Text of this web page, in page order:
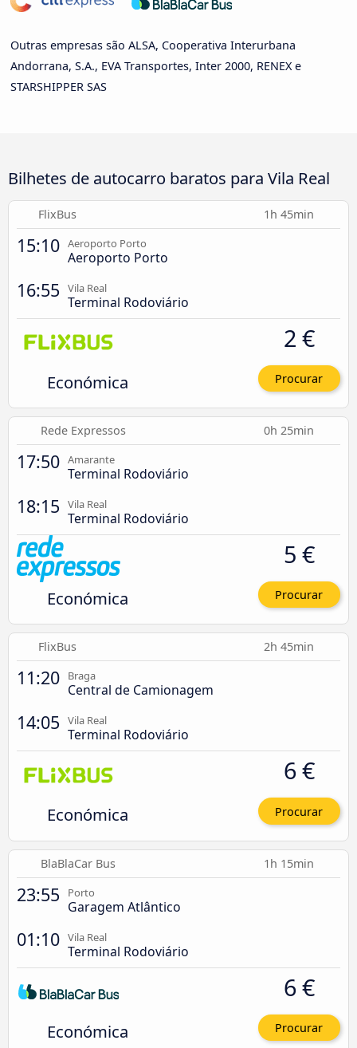
Outras empresas são ALSA, Cooperativa Interurbana
Andorrana, S.A., EVA Transportes, Inter 2000, RENEX e
STARSHIPPER SAS
Bilhetes de autocarro baratos para Vila Real
FlixBus 1h 45min
15:10 Aeroporto Porto
Aeroporto Porto
16:55 Vila Real
Terminal Rodoviário
Económica
2 €
Procurar
Rede Expressos 0h 25min
17:50 Amarante
Terminal Rodoviário
18:15 Vila Real
Terminal Rodoviário
Económica
5 €
Procurar
FlixBus 2h 45min
11:20 Braga
Central de Camionagem
14:05 Vila Real
Terminal Rodoviário
Económica
6 €
Procurar
BlaBlaCar Bus 1h 15min
23:55 Porto
Garagem Atlântico
01:10 Vila Real
Terminal Rodoviário
Económica
6 €
Procurar